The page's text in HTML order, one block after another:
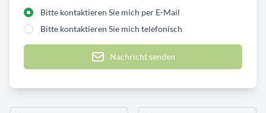
Bitte kontaktieren Sie mich per E-Mail
Bitte kontaktieren Sie mich telefonisch
Nachricht senden